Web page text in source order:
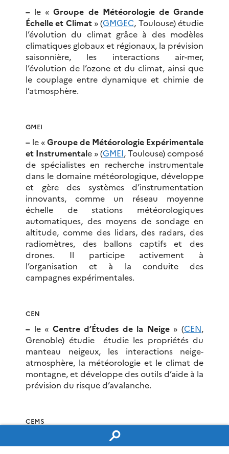
– le «Groupe de Météorologie de Grande
Échelle et Climat» (GMGEC, Toulouse) étudie
l’évolution du climat grâce à des modèles
climatiques globaux et régionaux, la prévision
saisonnière, les interactions air-mer,
l’évolution de l’ozone et du climat, ainsi que
le couplage entre dynamique et chimie de
l’atmosphère.
GMEI
– le «Groupe de Météorologie Expérimentale
et Instrumentale » (GMEI, Toulouse) composé
de spécialistes en recherche instrumentale
dans le domaine météorologique, développe
et gère des systèmes d’instrumentation
innovants, comme un réseau moyenne
échelle de stations météorologiques
automatiques, des moyens de sondage en
altitude, comme des lidars, des radars, des
radiomètres, des ballons captifs et des
drones. Il participe activement à
l’organisation et à la conduite des
campagnes expérimentales.
CEN
– le « Centre d’Études de la Neige» (CEN,
Grenoble) étudie étudie les propriétés du
manteau neigeux, les interactions neige-
atmosphère, la météorologie et le climat de
montagne, et développe des outils d’aide à la
prévision du risque d’avalanche.
CEMS
Centre d’Etudes en Météorologie
Satellitaire» (CEMS, Lannion) a été rattaché